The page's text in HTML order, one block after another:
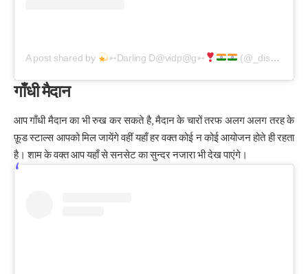
A post shared by ➳Darling D@vidp@g➳ (@_discovery_of_nature)
गाँधीमैदान
आप गाँधी मैदान का भी रुख कर सकते है, मैदान के चारों तरफ अलग अलग तरह के
फ़ूड स्टाल्स आपको मिल जायेंगे वहीं यहाँ हर वक्त कोई न कोई आयोजन होते ही रहता
है। शाम के वक्त आप यहाँ से सनसेट का सुन्दर नजारा भी देख पाएंगे।